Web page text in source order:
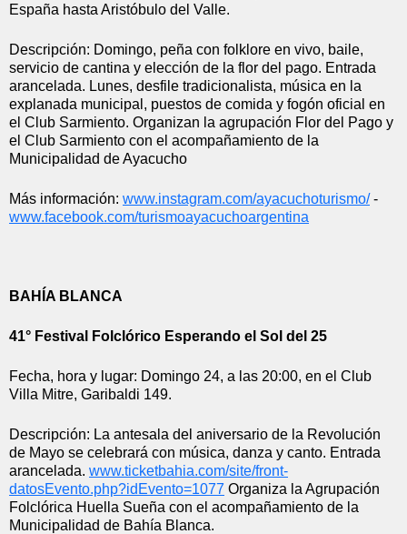
España hasta Aristóbulo del Valle.
Descripción: Domingo, peña con folklore en vivo, baile,
servicio de cantina y elección de la flor del pago. Entrada
arancelada. Lunes, desfile tradicionalista, música en la
explanada municipal, puestos de comida y fogón oficial en
el Club Sarmiento. Organizan la agrupación Flor del Pago y
el Club Sarmiento con el acompañamiento de la
Municipalidad de Ayacucho
Más información: www.instagram.com/ayacuchoturismo/
www.facebook.com/turismoayacuchoargentina
BAHÍA BLANCA
41° Festival Folclórico Esperando el Sol del 25
Fecha, hora y lugar: Domingo 24, a las 20:00, en el Club
Villa Mitre, Garibaldi 149.
Descripción: La antesala del aniversario de la Revolución
de Mayo se celebrará con música, danza y canto. Entrada
arancelada. www.ticketbahia.com/site/front-
datosEvento.php?idEvento=1077 Organiza la Agrupación
Folclórica Huella Sueña con el acompañamiento de la
Municipalidad de Bahía Blanca.